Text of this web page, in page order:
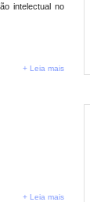
intelectual no
+ Leia mais
+ Leia mais